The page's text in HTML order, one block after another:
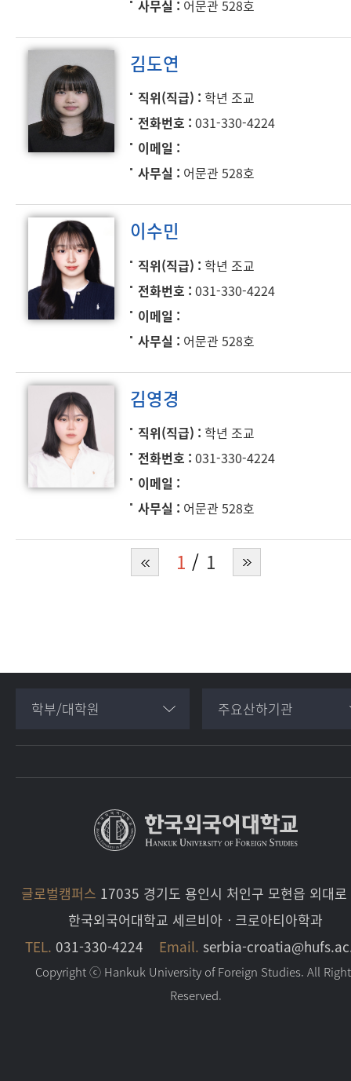
사무실
어문관 528호
김도연
직위(직급)
학년 조교
전화번호 031-330-4224
이메일
사무실
어문관 528호
이수민
직위(직급)
학년 조교
전화번호 031-330-4224
이메일
사무실
어문관 528호
김영경
직위(직급)
학년 조교
전화번호 031-330-4224
이메일
사무실
어문관 528호
1 1
학부/대학원 주요산하기관
글로벌캠퍼스 17035 경기도 용인시 처인구 모현읍 외대
한국외국어대학교 세르비아ㆍ크로아티아학과
TEL. 031-330-4224 Email. serbia-
Copyright ⓒ Hankuk University of Foreign Studies. All
Reserved.